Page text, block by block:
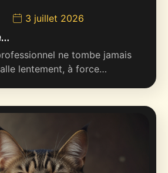
3 juillet 2026
ne tombe jamais
lentement, à force…